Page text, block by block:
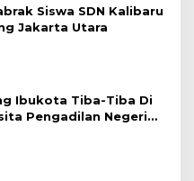
Siswa SDN Kalibaru
Jakarta Utara
Ibukota Tiba-Tiba Di
Pengadilan Negeri
Cacat Hukum Sejak